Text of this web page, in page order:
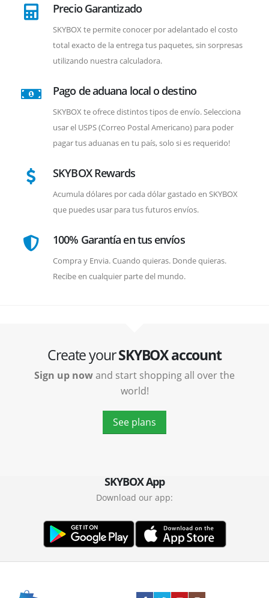
Precio Garantizado
SKYBOX te permite conocer por adelantado el costo
total exacto de la entrega tus paquetes, sin sorpresas
utilizando nuestra calculadora.
Pago de aduana local o destino
SKYBOX te ofrece distintos tipos de envío. Selecciona
usar el USPS (Correo Postal Americano) para poder
pagar tus aduanas en tu país, solo si es requerido!
SKYBOX Rewards
Acumula dólares por cada dólar gastado en SKYBOX
que puedes usar para tus futuros envíos.
100% Garantía en tus envíos
Compra y Envia. Cuando quieras. Donde quieras.
Recibe en cualquier parte del mundo.
Create yourSKYBOX account
Sign up nowand start shopping all over the
world!
See plans
SKYBOX App
Download our app: